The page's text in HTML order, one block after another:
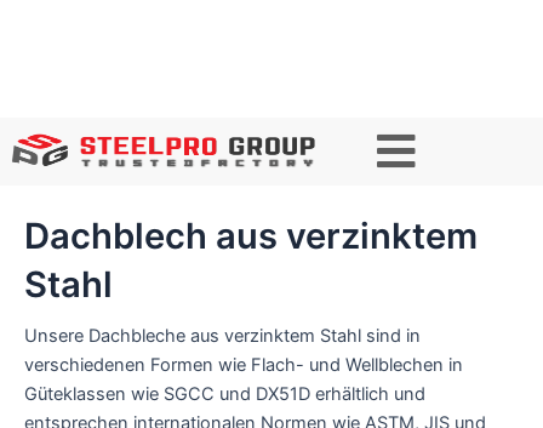
u
e
n
Dachblech aus verzinktem
Stahl
Unsere Dachbleche aus verzinktem Stahl sind in
verschiedenen Formen wie Flach- und Wellblechen in
Güteklassen wie SGCC und DX51D erhältlich und
entsprechen internationalen Normen wie ASTM, JIS und